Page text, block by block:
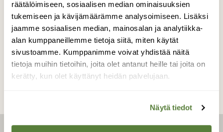
räätälöimiseen, sosiaalisen median ominaisuuksien
tukemiseen ja kävijämäärämme analysoimiseen. Lisäksi
jaamme sosiaalisen median, mainosalan ja analytiikka-
alan kumppaneillemme tietoja siitä, miten käytät
sivustoamme. Kumppanimme voivat yhdistää näitä
tietoja muihin tietoihin, joita olet antanut heille tai joita on
kerätty, kun olet käyttänyt heidän palvelujaan.
Näytä tiedot
Kuvaaja: Uolevi Korteniemi
Kilpailun etusivulle